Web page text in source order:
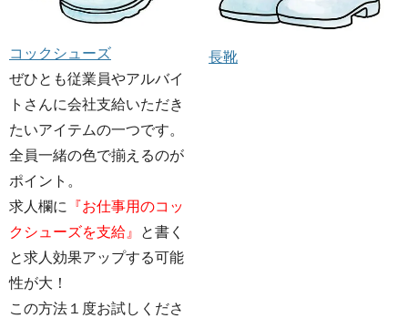
コックシューズ
ぜひとも従業員やアルバイ
トさんに会社支給いただき
たいアイテムの一つです。
全員一緒の色で揃えるのが
ポイント。
求人欄に
『お仕事用のコッ
クシューズを支給』
と書く
と求人効果アップする可能
性が大！
この方法１度お試しくださ
長靴